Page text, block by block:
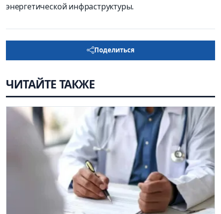
энергетической инфраструктуры.
Поделиться
ЧИТАЙТЕ ТАКЖЕ